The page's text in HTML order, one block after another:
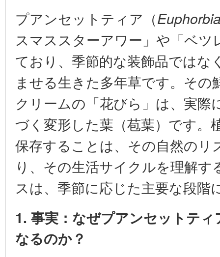
プアンセットティア（
スマススターアワー」や「ベ
ており、季節的な装飾品ではな
ませる生きた多年草です。そ
クリームの「花びら」は、実際
づく変形した葉（苞葉）です。
保存することは、その自然のリ
り、その生活サイクルを理解
スは、季節に応じた主要な段
1. 事実：なぜプアンセットテ
なるのか？